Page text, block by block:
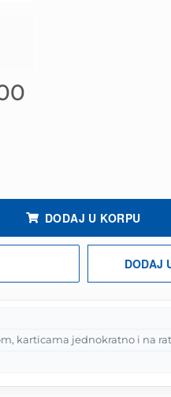
DODAJ U KORPU
DODAJ
karticama jednokratno i na